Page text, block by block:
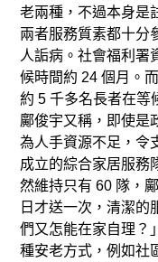
老兩種，不過本身是
兩者服務質素都十分
人詬病。社會福利署
候時間約 24 個月。
約 5 千多名長者在等
鄺俊宇又稱，即使是
為人手資源不足，令
成立的綜合家居服務
然維持只有 60 隊，
日才送一次，清潔的
們又怎能在家自理？
種安老方式，例如社